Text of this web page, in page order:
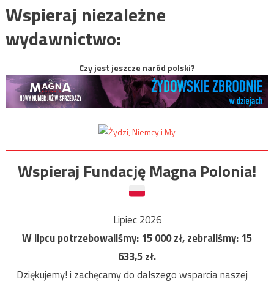
Wspieraj niezależne
wydawnictwo:
Czy jest jeszcze naród polski?
Wspieraj Fundację Magna Polonia!
Lipiec 2026
W lipcu potrzebowaliśmy:15 000zł, zebraliśmy:15
633,5zł.
Dziękujemy! i zachęcamy do dalszego wsparcia naszej